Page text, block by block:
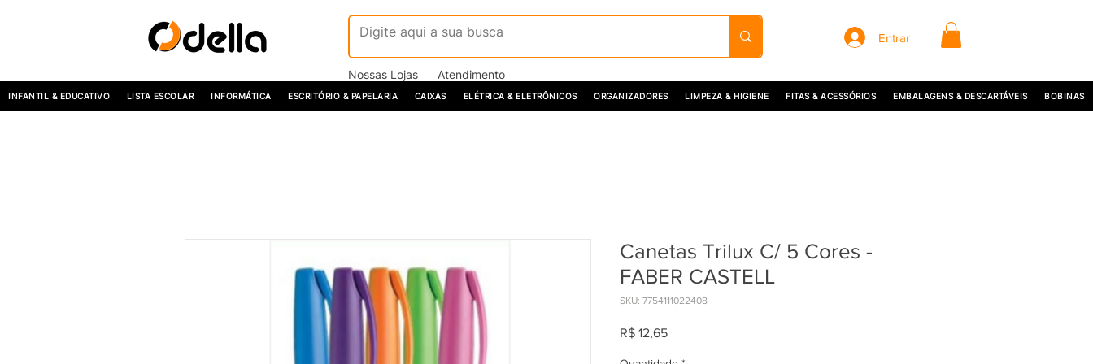
Nossas Lojas Atendimento
Entrar
INFANTIL & EDUCATIVO LISTA ESCOLAR INFORMÁTICA ESCRITÓRIO & PAPELARIA CAIXAS ELÉTRICA & ELETRÔNICOS ORGANIZADORES LIMPEZA & HIGIENE FITAS & ACESSÓRIOS EMBALAGENS & DESCARTÁVEIS BOBINAS
Canetas Trilux C/ 5 Cores -
FABER CASTELL
SKU: 7754111022408
R$ 12,65Preço